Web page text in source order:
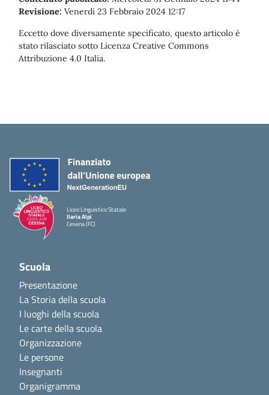
Revisione: Venerdì 23 Febbraio 2024 12:17
Eccetto dove diversamente specificato, questo articolo è
stato rilasciato sotto Licenza Creative Commons
Attribuzione 4.0 Italia.
Liceo Linguistico Statale
Ilaria Alpi
Cesena (FC)
Scuola
Presentazione
La Storia della scuola
I luoghi della scuola
Le carte della scuola
Organizzazione
Le persone
Insegnanti
Organigramma